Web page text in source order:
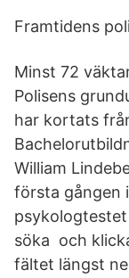
Framtidens
Minst 72
Polisens
har kortats
William
första gången
söka och
fältet längst